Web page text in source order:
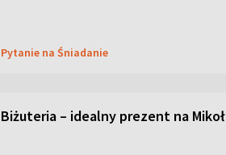
Pytanie na Śniadanie
Biżuteria – idealny prezent na